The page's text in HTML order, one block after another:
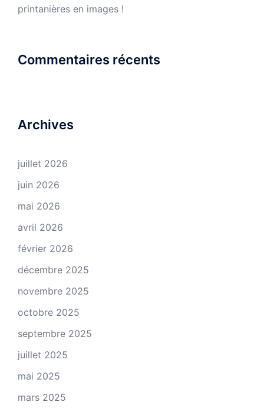
printanières en images !
Commentaires récents
Archives
juillet 2026
juin 2026
mai 2026
avril 2026
février 2026
décembre 2025
novembre 2025
octobre 2025
septembre 2025
juillet 2025
mai 2025
mars 2025